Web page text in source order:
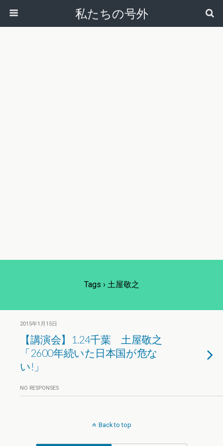
私たちの号外
Tags › 土屋敬之
2015年1月15日
【講演会】1.24千葉 土屋敬之
「2600年続いた日本国が危な
い!」
NO RESPONSES
Back to top